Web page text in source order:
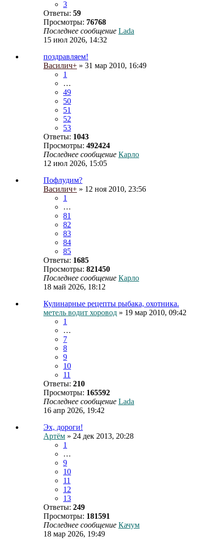
3
Ответы: 59
Просмотры: 76768
Последнее сообщение Lada
15 июл 2026, 14:32
поздравляем!
Василич+ » 31 мар 2010, 16:49
1
…
49
50
51
52
53
Ответы: 1043
Просмотры: 492424
Последнее сообщение Карло
12 июл 2026, 15:05
Пофлудим?
Василич+ » 12 ноя 2010, 23:56
1
…
81
82
83
84
85
Ответы: 1685
Просмотры: 821450
Последнее сообщение Карло
18 май 2026, 18:12
Кулинарные рецепты рыбака, охотника.
метель водит хоровод » 19 мар 2010, 09:42
1
…
7
8
9
10
11
Ответы: 210
Просмотры: 165592
Последнее сообщение Lada
16 апр 2026, 19:42
Эх, дороги!
Артём » 24 дек 2013, 20:28
1
…
9
10
11
12
13
Ответы: 249
Просмотры: 181591
Последнее сообщение Качум
18 мар 2026, 19:49